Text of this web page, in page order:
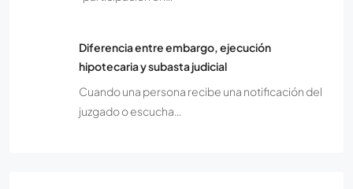
Diferencia entre embargo, ejecución
hipotecaria y subasta judicial
Cuando una persona recibe una notificación del
juzgado o escucha…